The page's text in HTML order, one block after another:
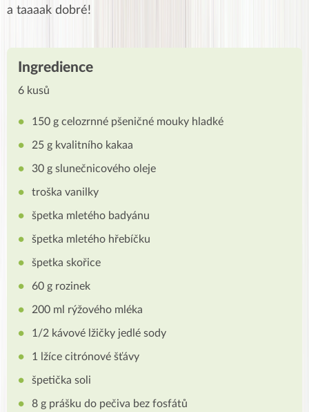
a taaaak dobré!
Ingredience
6 kusů
150 g celozrnné pšeničné mouky hladké
25 g kvalitního kakaa
30 g slunečnicového oleje
troška vanilky
špetka mletého badyánu
špetka mletého hřebíčku
špetka skořice
60 g rozinek
200 ml rýžového mléka
1/2 kávové lžičky jedlé sody
1 lžíce citrónové šťávy
špetička soli
8 g prášku do pečiva bez fosfátů